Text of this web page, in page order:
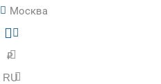
Москва
₽
RU